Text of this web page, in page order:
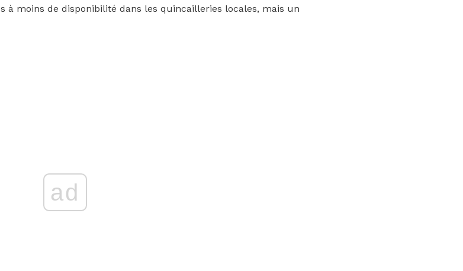
à moins de disponibilité dans les quincailleries locales, mais un
ad